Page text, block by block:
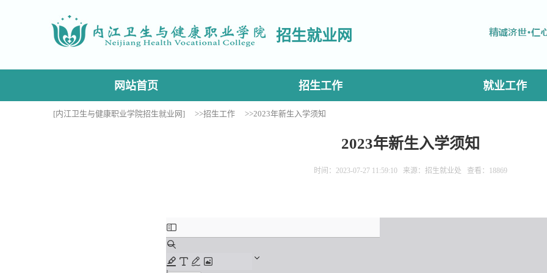
网站首页 招生工作 就业工作
招生就业网
[内江卫生与健康职业学院招生就业网] >>招生工作 >>2023年新生入学须知
2023年新生入学须知
时间：2023-07-27 11:59:10 来源：招生就业处 查看： 18869